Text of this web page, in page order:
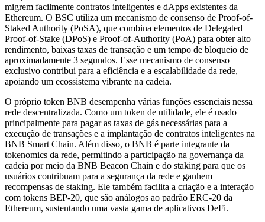
migrem facilmente contratos inteligentes e dApps existentes da
Ethereum. O BSC utiliza um mecanismo de consenso de Proof-of-
Staked Authority (PoSA), que combina elementos de Delegated
Proof-of-Stake (DPoS) e Proof-of-Authority (PoA) para obter alto
rendimento, baixas taxas de transação e um tempo de bloqueio de
aproximadamente 3 segundos. Esse mecanismo de consenso
exclusivo contribui para a eficiência e a escalabilidade da rede,
apoiando um ecossistema vibrante na cadeia.
O próprio token BNB desempenha várias funções essenciais nessa
rede descentralizada. Como um token de utilidade, ele é usado
principalmente para pagar as taxas de gás necessárias para a
execução de transações e a implantação de contratos inteligentes na
BNB Smart Chain. Além disso, o BNB é parte integrante da
tokenomics da rede, permitindo a participação na governança da
cadeia por meio da BNB Beacon Chain e do staking para que os
usuários contribuam para a segurança da rede e ganhem
recompensas de staking. Ele também facilita a criação e a interação
com tokens BEP-20, que são análogos ao padrão ERC-20 da
Ethereum, sustentando uma vasta gama de aplicativos DeFi.